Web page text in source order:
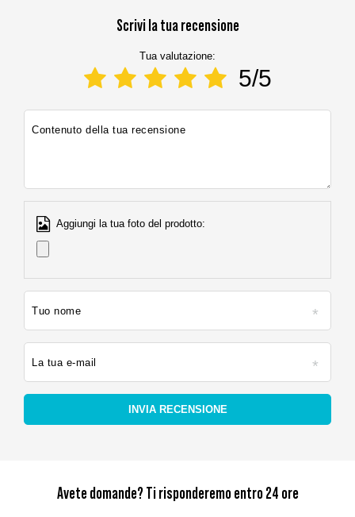
Scrivi la tua recensione
Tua valutazione:
5/5
Contenuto della tua recensione
Aggiungi la tua foto del prodotto:
Tuo nome
La tua e-mail
INVIA RECENSIONE
Avete domande? Ti risponderemo entro 24 ore